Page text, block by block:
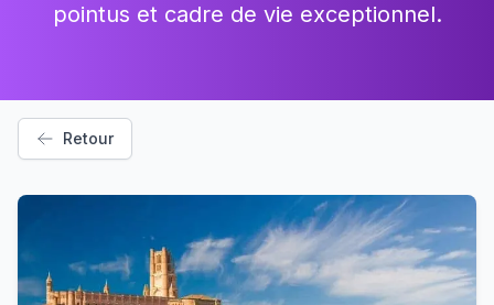
pointus et cadre de vie exceptionnel.
Retour